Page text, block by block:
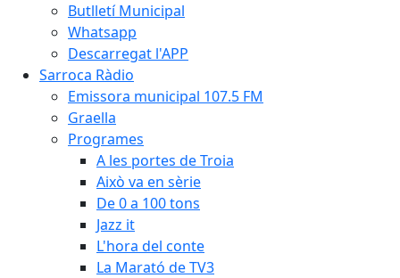
Butlletí Municipal
Whatsapp
Descarregat l'APP
Sarroca Ràdio
Emissora municipal 107.5 FM
Graella
Programes
A les portes de Troia
Això va en sèrie
De 0 a 100 tons
Jazz it
L'hora del conte
La Marató de TV3